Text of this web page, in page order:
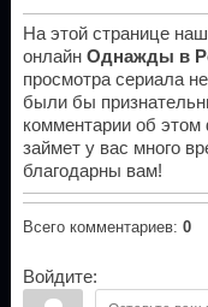
На этой странице
онлайн Однажды в
просмотра сериала
были бы
комментарии об
займет у вас много
благодарны вам!
Всего комментариев: 0
Войдите: